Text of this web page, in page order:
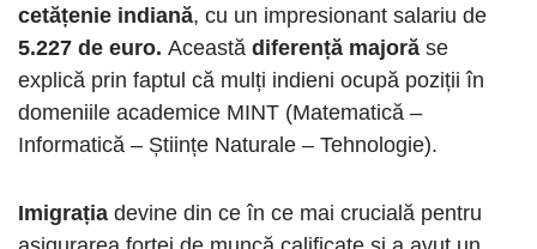
cetățenie indiană, cu un impresionant salariu de
5.227 de euro. Această diferență majoră se
explică prin faptul că mulți indieni ocupă poziții în
domeniile academice MINT (Matematică –
Informatică – Științe Naturale – Tehnologie).
Imigrația devine din ce în ce mai crucială pentru